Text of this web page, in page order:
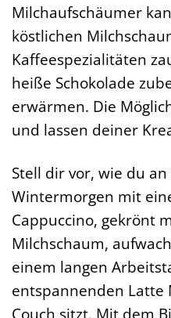
Milchaufschäumer
köstlichen
Kaffeespezialitäten
heiße Schokolade
erwärmen. Die
und lassen deiner
Stell dir vor, wie du
Wintermorgen mit
Cappuccino, gekrönt
Milchschaum,
einem langen
entspannenden Latte
Couch sitzt. Mit dem